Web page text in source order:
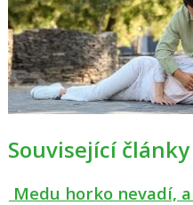
Související články
Medu horko nevadí,